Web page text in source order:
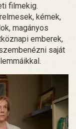
filmekig.
kémek,
magányos
emberek,
saját